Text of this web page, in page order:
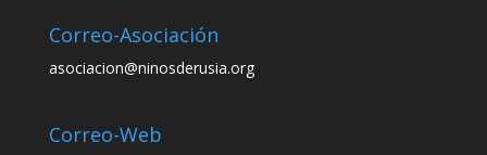
Correo-Asociación
asociacion@ninosderusia.org
Correo-Web